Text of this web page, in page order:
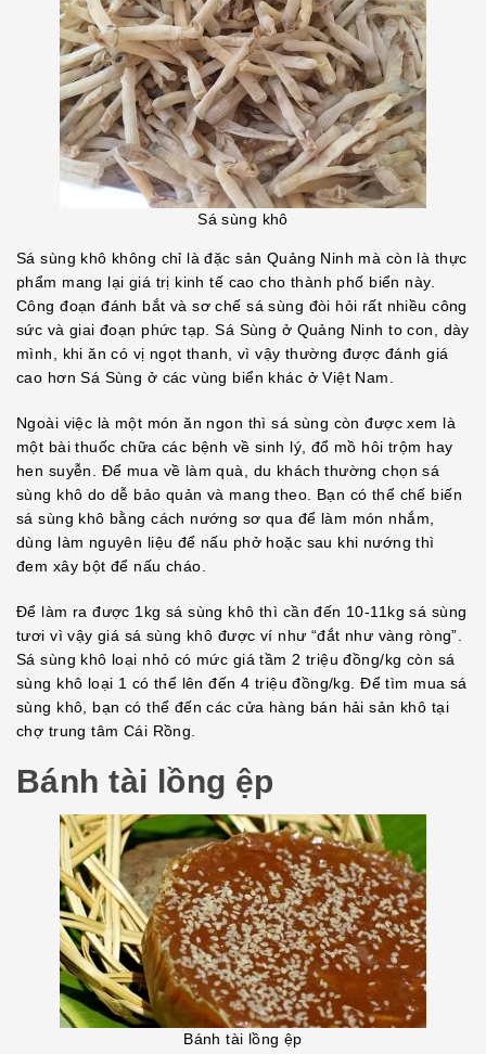
Sá sùng khô
Sá sùng khô không chỉ là đặc sản Quảng Ninh mà còn là thực
phẩm mang lại giá trị kinh tế cao cho thành phố biển này.
Công đoạn đánh bắt và sơ chế sá sùng đòi hỏi rất nhiều công
sức và giai đoạn phức tạp. Sá Sùng ở Quảng Ninh to con, dày
mình, khi ăn có vị ngọt thanh, vì vậy thường được đánh giá
cao hơn Sá Sùng ở các vùng biển khác ở Việt Nam.
Ngoài việc là một món ăn ngon thì sá sùng còn được xem là
một bài thuốc chữa các bệnh về sinh lý, đổ mồ hôi trộm hay
hen suyễn. Để mua về làm quà, du khách thường chọn sá
sùng khô do dễ bảo quản và mang theo. Bạn có thể chế biến
sá sùng khô bằng cách nướng sơ qua để làm món nhắm,
dùng làm nguyên liệu để nấu phở hoặc sau khi nướng thì
đem xây bột để nấu cháo.
Để làm ra được 1kg sá sùng khô thì cần đến 10-11kg sá sùng
tươi vì vậy giá sá sùng khô được ví như “đắt như vàng ròng”.
Sá sùng khô loại nhỏ có mức giá tầm 2 triệu đồng/kg còn sá
sùng khô loại 1 có thể lên đến 4 triệu đồng/kg. Để tìm mua sá
sùng khô, bạn có thể đến các cửa hàng bán hải sản khô tại
chợ trung tâm Cái Rồng.
Bánh tài lồng ệp
Bánh tài lồng ệp